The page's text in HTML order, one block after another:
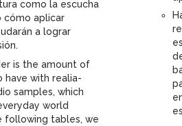
como la escucha
cómo aplicar
a lograr
is the amount of
have with realia-
samples, which
world
following tables, we